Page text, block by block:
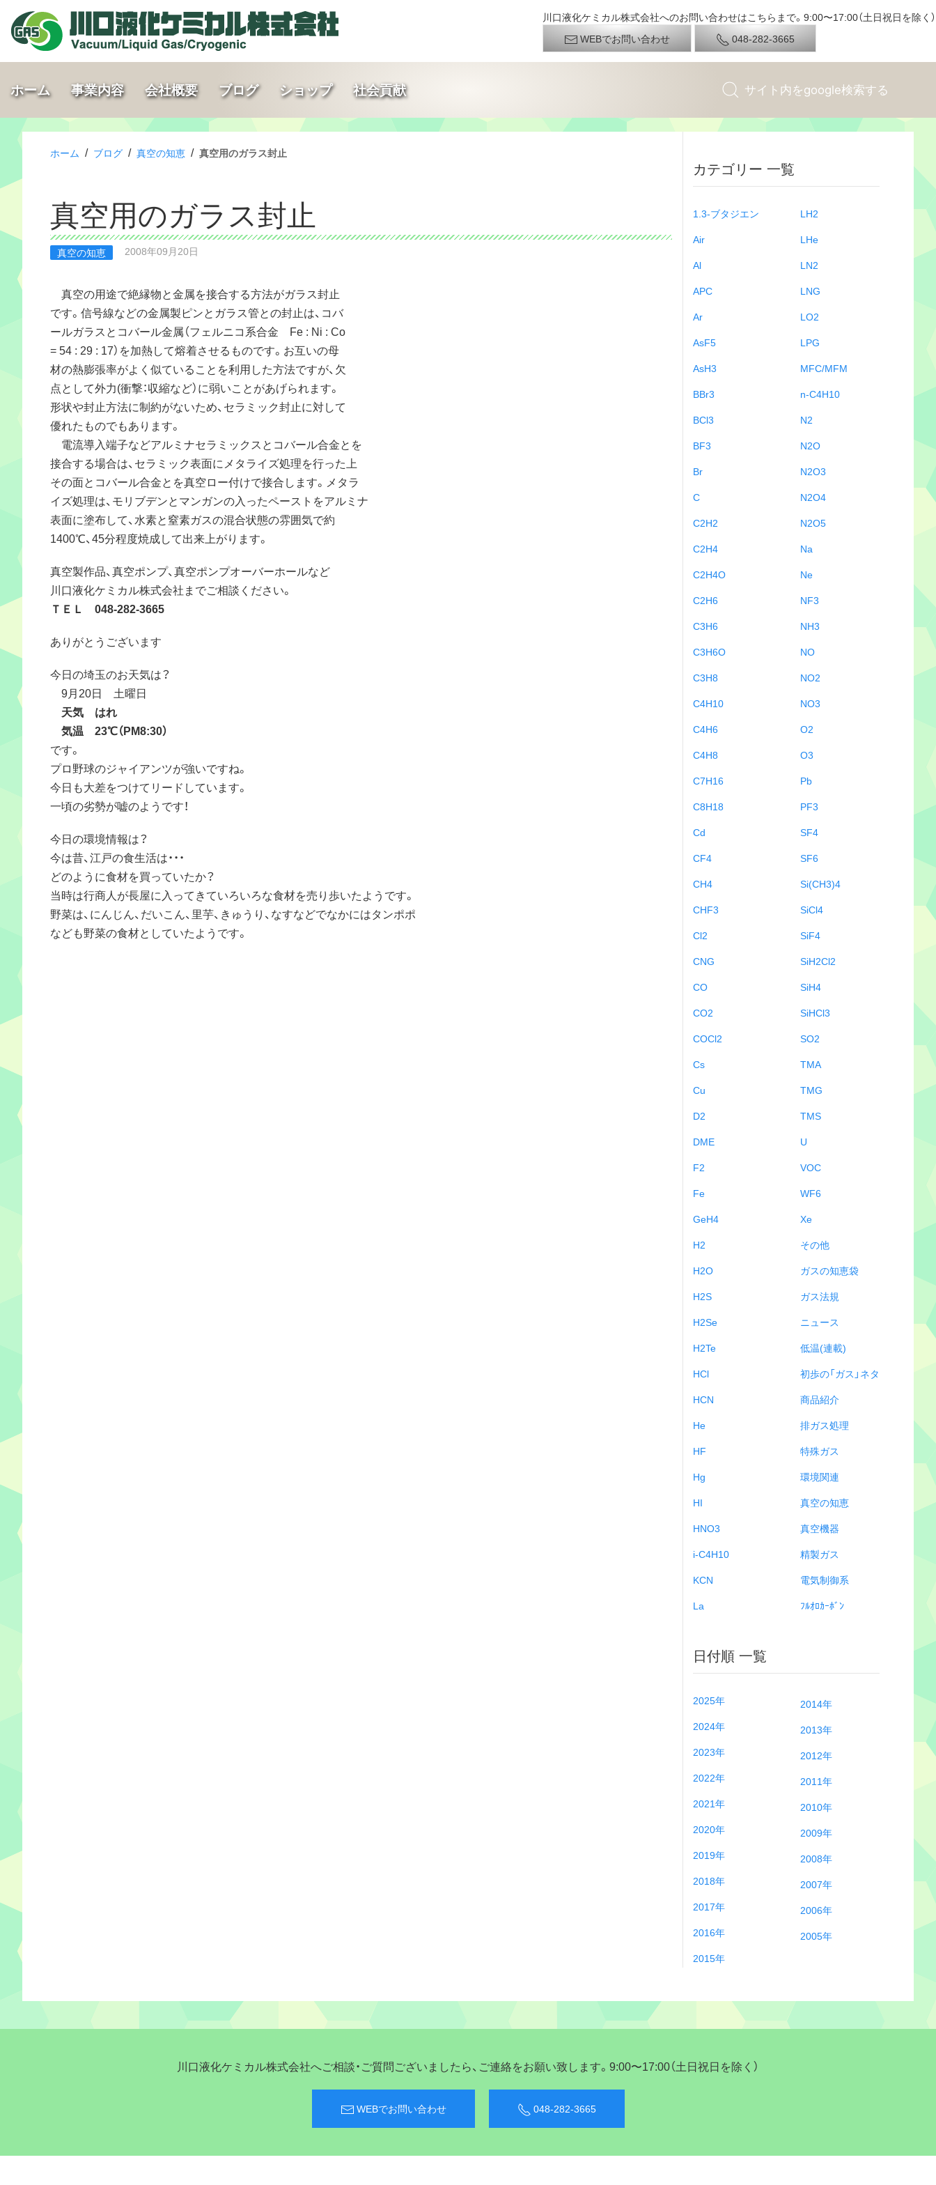
川口液化ケミカル株式会社へのお問い合わせはこちらまで。9:00〜17:00（土日祝日を除く）
WEBでお問い合わせ
048-282-3665
ホーム 事業内容 会社概要 ブログ ショップ 社会貢献
ホーム / ブログ / 真空の知恵 / 真空用のガラス封止
真空用のガラス封止
真空の知恵 2008年09月20日
真空の用途で絶縁物と金属を接合する方法がガラス封止
です。信号線などの金属製ピンとガラス管との封止は、コバ
ールガラスとコバール金属（フェルニコ系合金 Fe : Ni : Co
= 54 : 29 : 17）を加熱して熔着させるものです。お互いの母
材の熱膨張率がよく似ていることを利用した方法ですが、欠
点として外力(衝撃：収縮など）に弱いことがあげられます。
形状や封止方法に制約がないため、セラミック封止に対して
優れたものでもあります。
電流導入端子などアルミナセラミックスとコバール合金とを
接合する場合は、セラミック表面にメタライズ処理を行った上
その面とコバール合金とを真空ロー付けで接合します。メタラ
イズ処理は、モリブデンとマンガンの入ったペーストをアルミナ
表面に塗布して、水素と窒素ガスの混合状態の雰囲気で約
1400℃、45分程度焼成して出来上がります。
真空製作品、真空ポンプ、真空ポンプオーバーホールなど
川口液化ケミカル株式会社までご相談ください。
ＴＥＬ 048-282-3665
ありがとうございます
今日の埼玉のお天気は？
9月20日 土曜日
天気 はれ
気温 23℃（PM8:30）
です。
プロ野球のジャイアンツが強いですね。
今日も大差をつけてリードしています。
一頃の劣勢が嘘のようです！
今日の環境情報は？
今は昔、江戸の食生活は・・・
どのように食材を買っていたか？
当時は行商人が長屋に入ってきていろいろな食材を売り歩いたようです。
野菜は、にんじん、だいこん、里芋、きゅうり、なすなどでなかにはタンポポ
なども野菜の食材としていたようです。
カテゴリー 一覧
1.3-ブタジエン
Air
Al
APC
Ar
AsF5
AsH3
BBr3
BCl3
BF3
Br
C
C2H2
C2H4
C2H4O
C2H6
C3H6
C3H6O
C3H8
C4H10
C4H6
C4H8
C7H16
C8H18
Cd
CF4
CH4
CHF3
Cl2
CNG
CO
CO2
COCl2
Cs
Cu
D2
DME
F2
Fe
GeH4
H2
H2O
H2S
H2Se
H2Te
HCl
HCN
He
HF
Hg
HI
HNO3
i-C4H10
KCN
La
LH2
LHe
LN2
LNG
LO2
LPG
MFC/MFM
n-C4H10
N2
N2O
N2O3
N2O4
N2O5
Na
Ne
NF3
NH3
NO
NO2
NO3
O2
O3
Pb
PF3
SF4
SF6
Si(CH3)4
SiCl4
SiF4
SiH2Cl2
SiH4
SiHCl3
SO2
TMA
TMG
TMS
U
VOC
WF6
Xe
その他
ガスの知恵袋
ガス法規
ニュース
低温(連載)
初歩の「ガス」ネタ
商品紹介
排ガス処理
特殊ガス
環境関連
真空の知恵
真空機器
精製ガス
電気制御系
ﾌﾙｵﾛｶｰﾎﾞﾝ
日付順 一覧
2025年
2024年
2023年
2022年
2021年
2020年
2019年
2018年
2017年
2016年
2015年
2014年
2013年
2012年
2011年
2010年
2009年
2008年
2007年
2006年
2005年
川口液化ケミカル株式会社へご相談・ご質問ございましたら、ご連絡をお願い致します。9:00〜17:00（土日祝日を除く）
WEBでお問い合わせ 048-282-3665